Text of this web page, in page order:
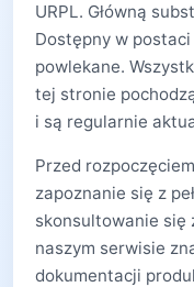
URPL. Główną
Dostępny w
powlekane.
tej stronie
i są regularnie
Przed
zapoznanie się z
skonsultowanie się
naszym serwisie
dokumentacji